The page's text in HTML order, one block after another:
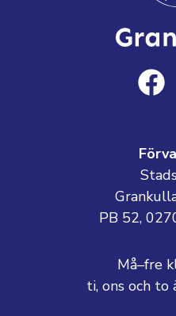
PB 52,
Må–fre
ti, ons och to